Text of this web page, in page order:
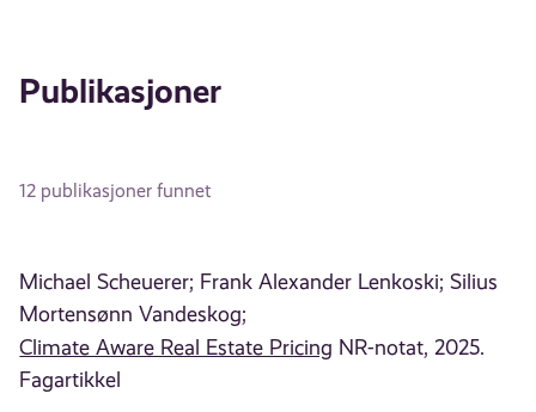
Publikasjoner
12 publikasjoner funnet
Michael Scheuerer; Frank Alexander Lenkoski; Silius
Mortensønn Vandeskog;
Climate Aware Real Estate Pricing NR-notat, 2025.
Fagartikkel